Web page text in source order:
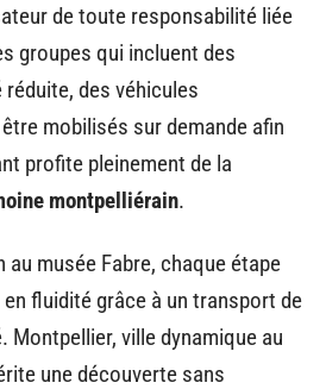
de toute responsabilité liée
groupes qui incluent des
des véhicules
mobilisés sur demande afin
profite pleinement de la
montpelliérain.
au musée Fabre, chaque étape
fluidité grâce à un transport de
Montpellier, ville dynamique au
une découverte sans